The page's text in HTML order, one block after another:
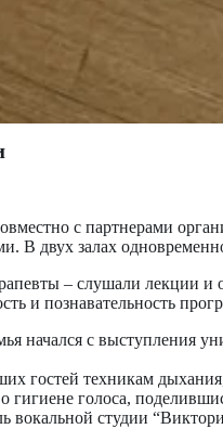
с партнерами
В двух залах
– слушали лекции
и познавательность
начался с выступления
гостей техникам
гигиене голоса,
вокальной студии